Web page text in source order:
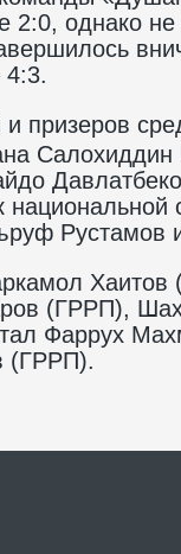
2:0, однако
4:3.
призеров
Рустамов
Хаитов
(ГРРП),
Фаррух
(ГРРП).